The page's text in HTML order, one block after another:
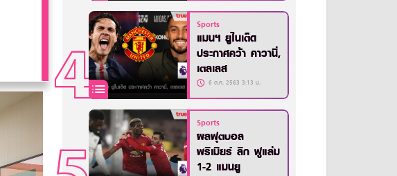
Sports
แมนฯ ยูไนเต็ด
ประกาศคว้า คาวานี่,
เตลเลส
6 ต.ค. 2563 3:13 น.
Sports
ผลฟุตบอล
พรีเมียร์ ลีก ฟูแล่ม
1-2 แมนยู